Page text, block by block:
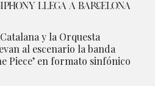
LLEGA A BARCELONA
y la Orquesta
al escenario la banda
Piece’ en formato sinfónico